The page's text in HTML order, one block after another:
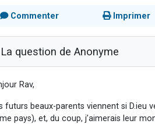
Commenter Imprimer
question de Anonyme
Rav,
futurs beaux-parents viennent si D.ieu
pays), et, du coup, j’aimerais leur